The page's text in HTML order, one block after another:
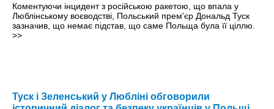
Коментуючи інцидент з російською ракетою, що впала у
Люблінському воєводстві, Польський прем'єр Дональд Туск
зазначив, що немає підстав, що саме Польща була її ціллю.
>>
Туск і Зеленський у Любліні обговорили